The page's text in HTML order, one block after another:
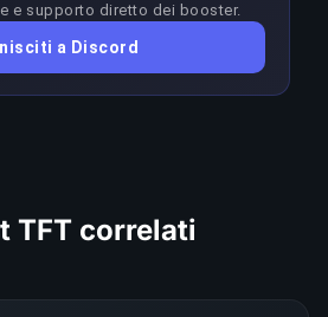
e supporto diretto dei booster.
a Discord
TFT correlati